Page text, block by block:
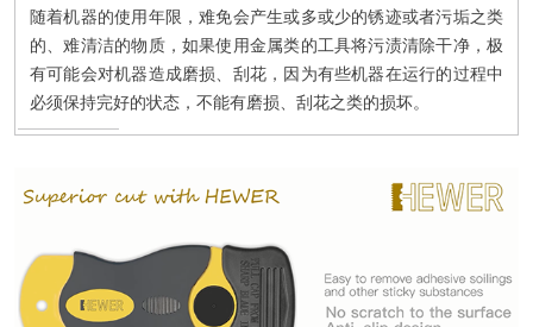
随着机器的使用年限，难免会产生或多或少的锈迹或者污垢之类
的、难清洁的物质，如果使用金属类的工具将污渍清除干净，极
有可能会对机器造成磨损、刮花，因为有些机器在运行的过程中
必须保持完好的状态，不能有磨损、刮花之类的损坏。